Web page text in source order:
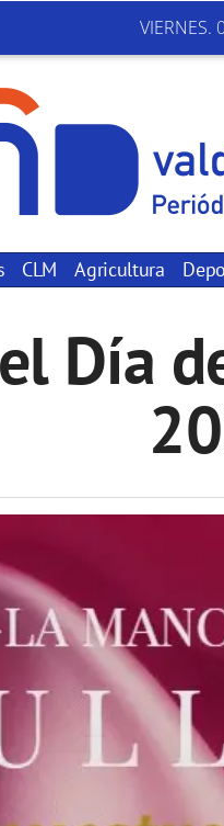
VIERNES.
CLM Agricultura
Día